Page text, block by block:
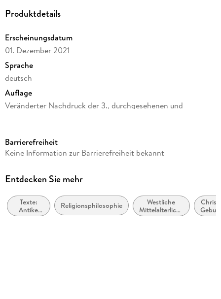
Produktdetails
Erscheinungsdatum
01. Dezember 2021
Sprache
deutsch
Auflage
Veränderter Nachdruck der 3., durchgesehenen und
LXXXI
Reihe
Thomas von Aquin
Herausgegeben von
Barrierefreiheit
Keine Information zur Barrierefreiheit bekannt
Entdecken Sie mehr
Texte:
Antike
und
Religionsphilosophie
Westliche
Mittelalterliche
Philosophie
Christi
Geburt
bis ca.